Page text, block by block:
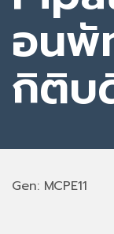
อน
กิติบ
Gen: MCPE11